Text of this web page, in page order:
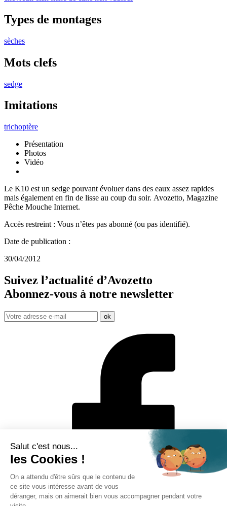
Types de montages
sèches
Mots clefs
sedge
Imitations
trichoptère
Présentation
Photos
Vidéo
Le K10 est un sedge pouvant évoluer dans des eaux assez rapides
mais également en fin de lisse au coup du soir. Avozetto, Magazine
Pêche Mouche Internet.
Accès restreint : Vous n’êtes pas abonné (ou pas identifié).
Date de publication :
30/04/2012
Suivez l’actualité d’Avozetto
Abonnez-vous à notre newsletter